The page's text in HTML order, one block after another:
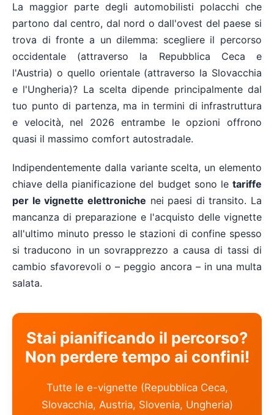
La maggior parte degli automobilisti polacchi che
partono dal centro, dal nord o dall'ovest del paese si
trova di fronte a un dilemma: scegliere il percorso
occidentale (attraverso la Repubblica Ceca e
l'Austria) o quello orientale (attraverso la Slovacchia
e l'Ungheria)? La scelta dipende principalmente dal
tuo punto di partenza, ma in termini di infrastruttura
e velocità, nel 2026 entrambe le opzioni offrono
quasi il massimo comfort autostradale.
Indipendentemente dalla variante scelta, un elemento
chiave della pianificazione del budget sono le tariffe
per le vignette elettroniche nei paesi di transito. La
mancanza di preparazione e l'acquisto delle vignette
all'ultimo minuto presso le stazioni di confine spesso
si traducono in un sovrapprezzo a causa di tassi di
cambio sfavorevoli o – peggio ancora – in una multa
salata.
Stai pianificando il percorso?
Non perdere tempo ai confini!
Tutte le e-vignette (Repubblica Ceca,
Slovacchia, Austria, Slovenia, Ungheria)